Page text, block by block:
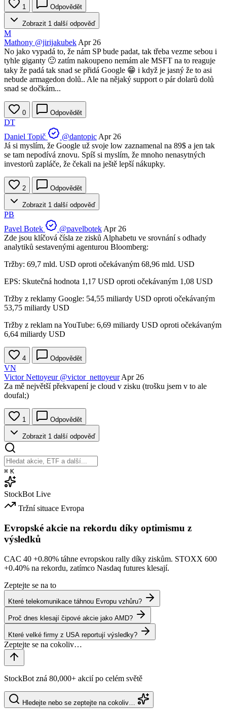
1 Odpovědět
Zobrazit 1 další odpověď
M
Mathony @jirijakubek Apr 26
No jako vypadá to, že nám SP bude padat, tak třeba vezme sebou i
tyhle giganty 🙂 zatím nakoupeno nemám ale MSFT na to reaguje
taky že padá tak snad se přidá Google 😁 i když je jasný že to asi
nebude armagedon dolů.. Ale na nějaký support o pár dolarů dolů
snad se dočkám...
0 Odpovědět
DT
Daniel Topič
@dantopic Apr 26
Já si myslím, že Google už svoje low zaznamenal na 89$ a jen tak
se tam nepodívá znovu. Spíš si myslím, že mnoho nenasytných
investorů zapláče, že čekali na ještě lepší nákupky.
2 Odpovědět
Zobrazit 1 další odpověď
PB
Pavel Botek
@pavelbotek Apr 26
Zde jsou klíčová čísla ze zisků Alphabetu ve srovnání s odhady
analytiků sestavenými agenturou Bloomberg:
Tržby: 69,7 mld. USD oproti očekávaným 68,96 mld. USD
EPS: Skutečná hodnota 1,17 USD oproti očekávaným 1,08 USD
Tržby z reklamy Google: 54,55 miliardy USD oproti očekávaným
53,75 miliardy USD
Tržby z reklam na YouTube: 6,69 miliardy USD oproti očekávaným
6,64 miliardy USD
4 Odpovědět
VN
Victor Nettoyeur @victor_nettoyeur Apr 26
Za mě největší překvapení je cloud v zisku (trošku jsem v to ale
doufal;)
1 Odpovědět
Zobrazit 1 další odpověď
⌘ K
StockBot Live
Tržní situace Evropa
Evropské akcie na rekordu díky optimismu z
výsledků
CAC 40 +0.80% táhne evropskou rally díky ziskům. STOXX 600
+0.40% na rekordu, zatímco Nasdaq futures klesají.
Zeptejte se na to
Které telekomunikace táhnou Evropu vzhůru?
Proč dnes klesají čipové akcie jako AMD?
Které velké firmy z USA reportují výsledky?
StockBot zná 80,000+ akcií po celém světě
Hledejte nebo se zeptejte na cokoliv…